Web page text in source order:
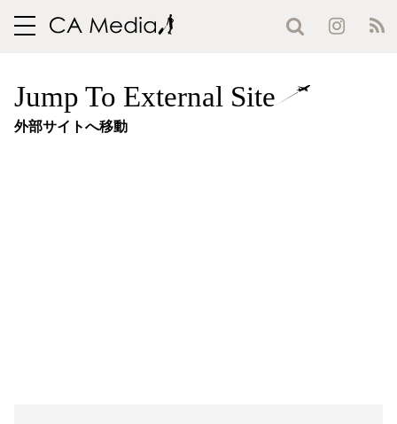
toggle
Jump To External Site
外部サイトへ移動